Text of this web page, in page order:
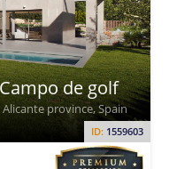
ID: 1559603
de golf
province, Spain